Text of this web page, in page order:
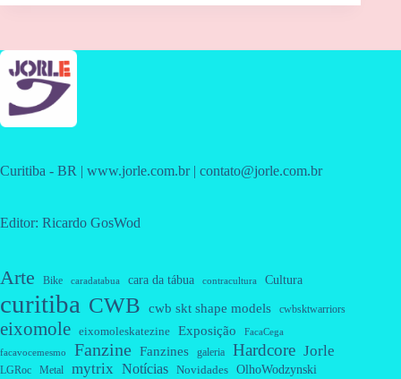
Curitiba - BR | www.jorle.com.br | contato@jorle.com.br
Editor: Ricardo GosWod
Arte Bike caradatabua cara da tábua contracultura Cultura
curitiba CWB cwb skt shape models cwbsktwarriors
eixomole eixomoleskatezine Exposição FacaCega
facavocemesmo Fanzine Fanzines galeria Hardcore Jorle
LGRoc Metal mytrix Notícias Novidades OlhoWodzynski